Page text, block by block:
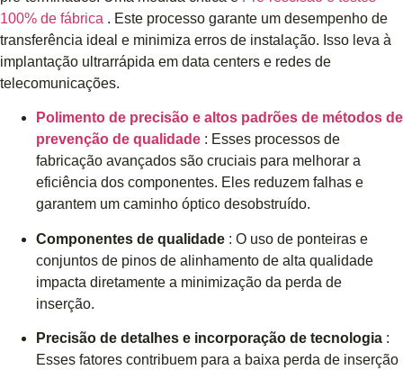
100% de fábrica . Este processo garante um desempenho de
transferência ideal e minimiza erros de instalação. Isso leva à
implantação ultrarrápida em data centers e redes de
telecomunicações.
Polimento de precisão e altos padrões de métodos de
prevenção de qualidade : Esses processos de
fabricação avançados são cruciais para melhorar a
eficiência dos componentes. Eles reduzem falhas e
garantem um caminho óptico desobstruído.
Componentes de qualidade : O uso de ponteiras e
conjuntos de pinos de alinhamento de alta qualidade
impacta diretamente a minimização da perda de
inserção.
Precisão de detalhes e incorporação de tecnologia :
Esses fatores contribuem para a baixa perda de inserção